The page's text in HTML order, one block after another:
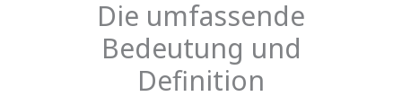
Die umfassende
Bedeutung und
Definition